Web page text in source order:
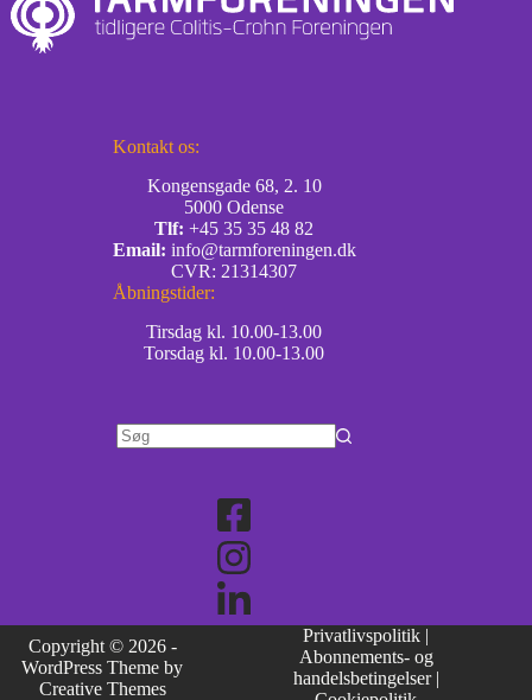
Kontakt os:
Kongensgade 68, 2. 10
5000 Odense
Tlf: +45 35 35 48 82
Email: info@tarmforeningen.dk
CVR: 21314307
Åbningstider:
Tirsdag kl. 10.00-13.00
Torsdag kl. 10.00-13.00
Copyright © 2026 -
WordPress Theme by
Creative Themes
Privatlivspolitik |
Abonnements- og
handelsbetingelser |